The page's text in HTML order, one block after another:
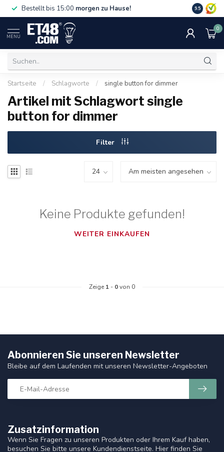
Bestellt bis 15:00 morgen zu Hause! 75 €. Nur
9.5
MENU
0
Startseite / Schlagworte / single button for dimmer
Artikel mit Schlagwort single
button for dimmer
Filter
Keine Produkte gefunden!
WEITER EINKAUFEN
Zeige 1 - 0von 0
Zusatzinformation
Wenn Sie Fragen zu unseren Produkten oder Ihrem Kauf haben,
besuchen Sie bitte unsere Kundendienstseite. Hier finden Sie
Abonnieren Sie unseren Newsletter
Bleibe auf dem Laufenden mit unseren Newsletter-Angeboten